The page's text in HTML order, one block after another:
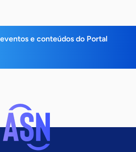
e conteúdos do Portal